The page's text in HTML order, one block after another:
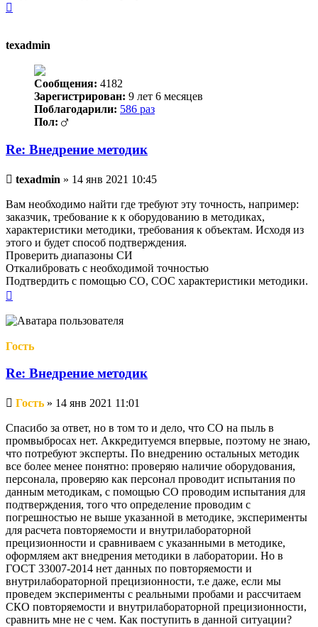
texadmin
Сообщения: 4182
Зарегистрирован: 9 лет 6 месяцев
Поблагодарили: 586 раз
Пол:
Re: Внедрение методик
Непрочитанное
texadmin » 14 янв 2021 10:45
Вам необходимо найти где требуют эту точность, например:
заказчик, требование к к оборудованию в методиках,
характеристики методики, требования к объектам. Исходя из
этого и будет способ подтверждения.
Проверить диапазоны СИ
Откалибровать с необходимой точностью
Подтвердить с помощью СО, СОС характеристики методики.
началу
Гость
Re: Внедрение методик
Непрочитанное
Гость » 14 янв 2021 11:01
Спасибо за ответ, но в том то и дело, что СО на пыль в
промвыбросах нет. Аккредитуемся впервые, поэтому не знаю,
что потребуют эксперты. По внедрению остальных методик
все более менее понятно: проверяю наличие оборудования,
персонала, проверяю как персонал проводит испытания по
данным методикам, с помощью СО проводим испытания для
подтверждения, того что определение проводим с
погрешностью не выше указанной в методике, эксперименты
для расчета повторяемости и внутрилабораторной
прецизионности и сравниваем с указанными в методике,
оформляем акт внедрения методики в лаборатории. Но в
ГОСТ 33007-2014 нет данных по повторяемости и
внутрилабораторной прецизионности, т.е даже, если мы
проведем эксперименты с реальными пробами и рассчитаем
СКО повторяемости и внутрилабораторной прецизионности,
сравнить мне не с чем. Как поступить в данной ситуации?